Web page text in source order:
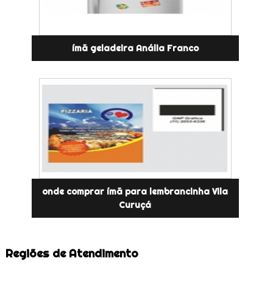
ímã geladeira Anália Franco
onde comprar ímã para lembrancinha Vila
Curuçá
Regiões de Atendimento